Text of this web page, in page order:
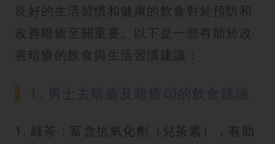
良好的生活習慣和健康的飲食對於預防和
改善暗瘡至關重要。以下是一些有助於改
善暗瘡的飲食與生活習慣建議：
1. 綠茶：富含抗氧化劑（兒茶素），有助